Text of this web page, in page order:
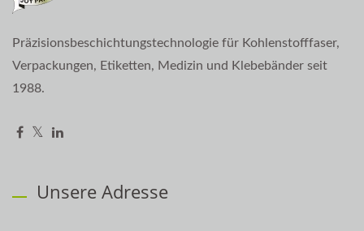
Präzisionsbeschichtungstechnologie für Kohlenstofffaser,
Verpackungen, Etiketten, Medizin und Klebebänder seit
1988.
Unsere Adresse